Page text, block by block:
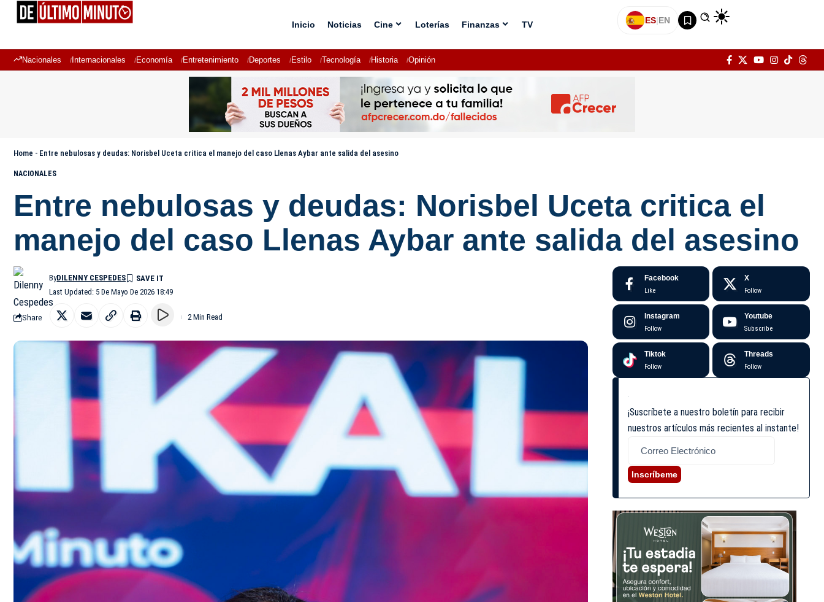
Inicio Noticias Cine Loterías Finanzas TV ES|EN
Nacionales Internacionales Economía Entretenimiento Deportes Estilo Tecnología Historia Opinión
Home - Entre nebulosas y deudas: Norisbel Uceta critica el manejo del caso Llenas Aybar ante salida del asesino
NACIONALES
Entre nebulosas y deudas: Norisbel Uceta critica el
manejo del caso Llenas Aybar ante salida del asesino
Last Updated: 5 De Mayo De 2026 18:49
ByDILENNY CESPEDES
Share 2 Min Read
Facebook
Like
X
Follow
Instagram
Follow
Youtube
Subscribe
Tiktok
Follow
Threads
Follow
¡Suscríbete a nuestro boletín para recibir
nuestros artículos más recientes al instante!
Inscríbeme